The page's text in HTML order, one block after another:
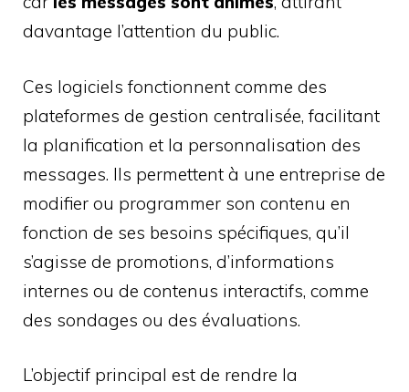
davantage l’attention du public.
Ces logiciels fonctionnent comme des
plateformes de gestion centralisée, facilitant
la planification et la personnalisation des
messages. Ils permettent à une entreprise de
modifier ou programmer son contenu en
fonction de ses besoins spécifiques, qu’il
s’agisse de promotions, d’informations
internes ou de contenus interactifs, comme
des sondages ou des évaluations.
L’objectif principal est de rendre la